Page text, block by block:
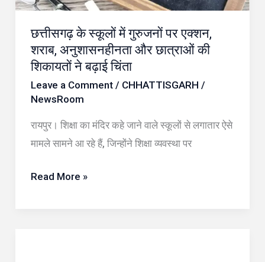
छत्तीसगढ़ के स्कूलों में गुरुजनों पर एक्शन,
शराब, अनुशासनहीनता और छात्राओं की
शिकायतों ने बढ़ाई चिंता
Leave a Comment / CHHATTISGARH /
NewsRoom
रायपुर। शिक्षा का मंदिर कहे जाने वाले स्कूलों से लगातार ऐसे
मामले सामने आ रहे हैं, जिन्होंने शिक्षा व्यवस्था पर
शराब,
अनुशासनहीनता
और
छात्राओं
की
शिकायतों
बढ़ाई
Read More »